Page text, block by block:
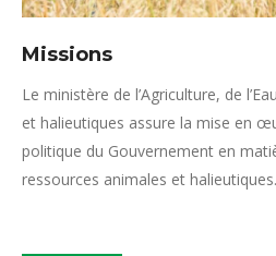
Missions
Le ministère de l’Agriculture, de
et halieutiques assure la mise en
politique du Gouvernement en
ressources animales et halieutiques.